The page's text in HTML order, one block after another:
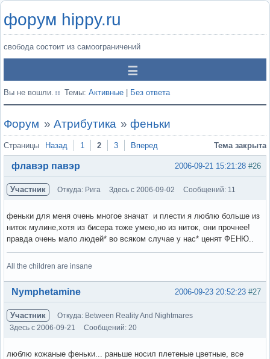
форум hippy.ru
свобода состоит из самоограничений
Вы не вошли. Темы: Активные Без ответа
Форум » Атрибутика »феньки
Страницы Назад 1 2 3 Вперед Тема закрыта
#26
2006-09-21 15:21:28
флавэр павэр
Участник Откуда: Рига Здесь с 2006-09-02 Сообщений: 11
феньки для меня очень многое значат и плести я люблю больше из
ниток мулине,хотя из бисера тоже умею,но из ниток, они прочнее!
правда очень мало людей* во всяком случае у нас* ценят ФЕНЮ..
All the children are insane
Вне форума #27
2006-09-23 20:52:23
Nymphetamine
Участник
Откуда: Between Reality And Nightmares
Здесь с 2006-09-21
Сообщений: 20
люблю кожаные феньки... раньше носил плетеные цветные, все